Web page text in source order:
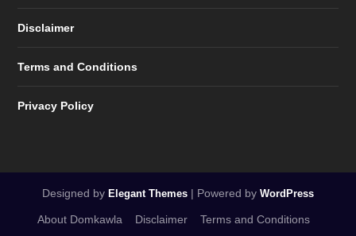
Disclaimer
Terms and Conditions
Privacy Policy
Designed by Elegant Themes | Powered by WordPress
About Domkawla Disclaimer Terms and Conditions